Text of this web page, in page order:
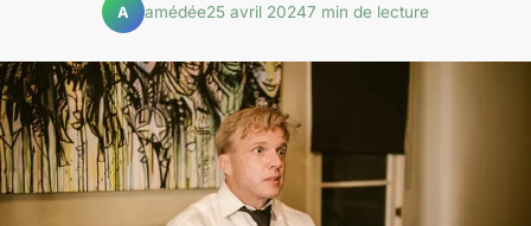
A amédée25 avril 20247 min de lecture